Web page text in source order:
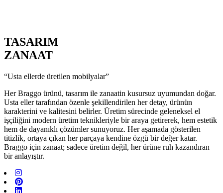
TASARIM
ZANAAT
“Usta ellerde üretilen mobilyalar”
Her Braggo ürünü, tasarım ile zanaatin kusursuz uyumundan doğar.
Usta eller tarafından özenle şekillendirilen her detay, ürünün
karakterini ve kalitesini belirler. Üretim sürecinde geleneksel el
işçiliğini modern üretim teknikleriyle bir araya getirerek, hem estetik
hem de dayanıklı çözümler sunuyoruz. Her aşamada gösterilen
titizlik, ortaya çıkan her parçaya kendine özgü bir değer katar.
Braggo için zanaat; sadece üretim değil, her ürüne ruh kazandıran
bir anlayıştır.